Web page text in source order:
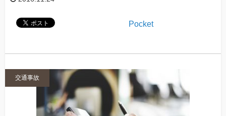
Pocket
交通事故